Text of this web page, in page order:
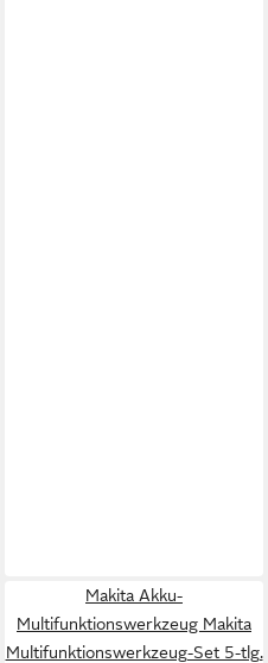
Makita Akku-
Multifunktionswerkzeug Makita
Multifunktionswerkzeug-Set 5-tlg.